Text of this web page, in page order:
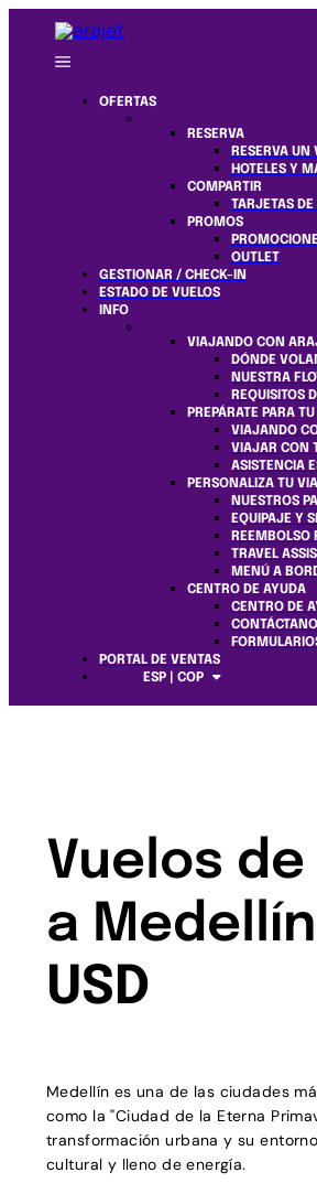
OFERTAS
RESERVA
RESERVA UN
HOTELES Y
COMPARTIR
TARJETAS
PROMOS
OUTLET
GESTIONAR / CHECK-IN
ESTADO DE VUELOS
INFO
VIAJANDO CON
DÓNDE
NUESTRA
REQUISITOS
PREPÁRATE PARA
VIAJANDO
VIAJAR CON
ASISTENCIA
PERSONALIZA TU
NUESTROS
EQUIPAJE Y
REEMBOLSO
TRAVEL
MENÚ A
CENTRO DE AYUDA
CENTRO DE
PORTAL DE VENTAS
ESP | COP
Vuelos
a Medellín
USD
Medellín es una de las ciudades
como la "Ciudad de la Eterna
transformación urbana y su
cultural y lleno de energía.